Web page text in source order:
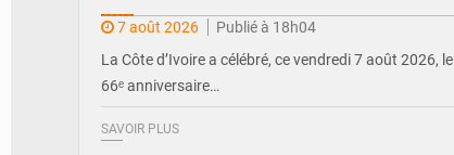
internationale au défilé de
7 août 2026
Publié à 18h04
La Côte d’Ivoire a célébré, ce vendredi 7 août 2026, le
66ᵉ anniversaire…
SAVOIR PLUS